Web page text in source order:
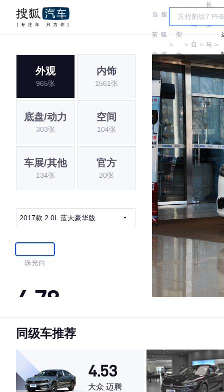
当
前
位
置:
搜
狐
汽
车
＞
车
型
大
全
＞
马
自
达
＞
长
安
马
自
达
＞
外观
965张
内饰
1561张
底盘/动力
303张
空间
104张
车展/其他
134张
官方
20张
2017款 2.0L 蓝天豪华版
珠光白
4.78
·外观表现较为优秀，优于86%同级车
·空间表现一般，低于61%同级车
同级车推荐
4.53
大众 迈腾